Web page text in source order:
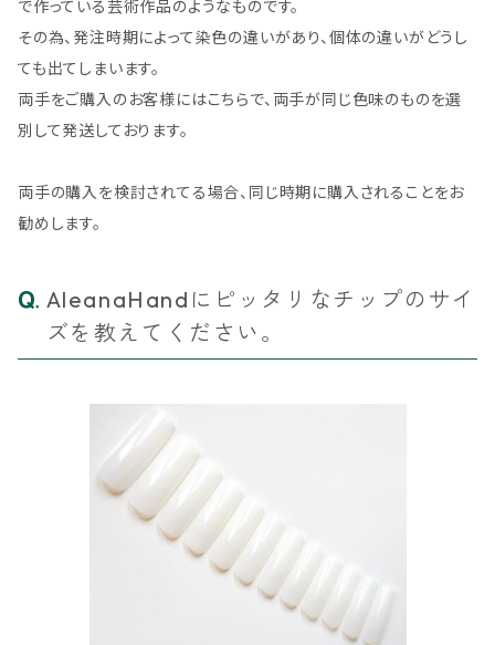
で作っている芸術作品のようなものです。
その為、発注時期によって染色の違いがあり、個体の違いがどうし
ても出てしまいます。
両手をご購入のお客様にはこちらで、両手が同じ色味のものを選
別して発送しております。
両手の購入を検討されてる場合、同じ時期に購入されることをお
勧めします。
AleanaHandにピッタリなチップのサイ
ズを教えてください。